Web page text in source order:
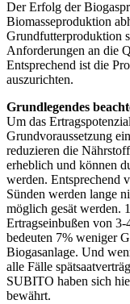
Der Erfolg der
Biomasseproduktion
Grundfutterproduktion
Anforderungen an die
Entsprechend ist die
auszurichten.
Grundlegendes
Um das
Grundvoraussetzung
reduzieren die
erheblich und können
werden. Entsprechend
Sünden werden lange
möglich gesät werden.
Ertragseinbußen von
bedeuten 7% weniger
Biogasanlage. Und
alle Fälle
SUBITO haben sich
bewährt.